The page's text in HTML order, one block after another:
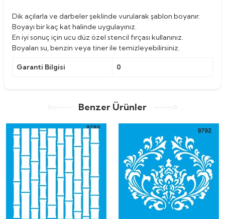
Dik açılarla ve darbeler şeklinde vurularak şablon boyanır.
Boyayı bir kaç kat halinde uygulayınız.
En iyi sonuç için ucu düz özel stencil fırçası kullanınız.
Boyaları su, benzin veya tiner ile temizleyebilirsiniz.
Garanti Bilgisi 0
Benzer Ürünler